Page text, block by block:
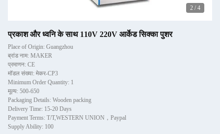
2 / 4
प्रकाश और ध्वनि के साथ 110V 220V आर्केड सिक्का पुशर
Place of Origin: Guangzhou
ब्रांड नाम: MAKER
प्रमाणन: CE
मॉडल संख्या: मेकर-CP3
Minimum Order Quantity: 1
मूल्य: 500-650
Packaging Details: Wooden packing
Delivery Time: 15-20 Days
Payment Terms: T/T,WESTERN UNION，Paypal
Supply Ability: 100